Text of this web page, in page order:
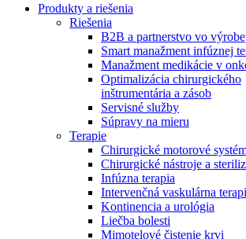
Produktový katalóg​
Objavte naše produkty. ​Navštívte
Braun​ s našim kompletným produktovým
Zostaňte v dialógu s B. Braun.
Produkty a riešenia
Riešenia
B2B a partnerstvo vo výrobe
Smart manažment infúznej
Manažment medikácie v
Optimalizácia chirurgického
inštrumentária a zásob
Servisné služby
Súpravy na mieru
Terapie
Chirurgické motorové
Chirurgické nástroje a
Infúzna terapia
Intervenčná vaskulárna
Kontinencia a urológia
Liečba bolesti
Mimotelové čistenie krvi